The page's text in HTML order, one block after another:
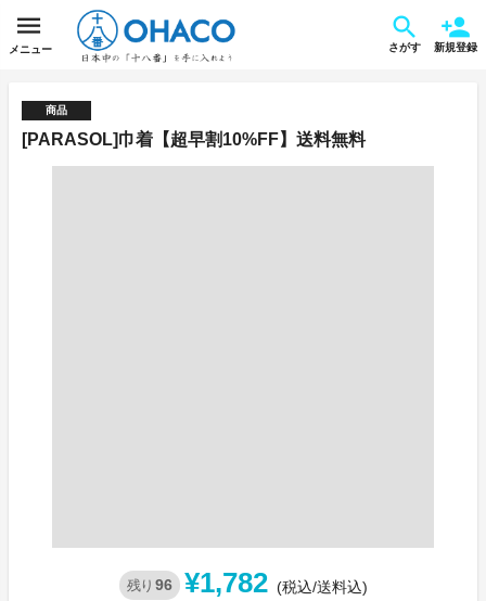
メニュー さがす 新規登録
商品
[PARASOL]巾着【超早割10%FF】送料無料
残り 96 ¥1,782 (税込/送料込)